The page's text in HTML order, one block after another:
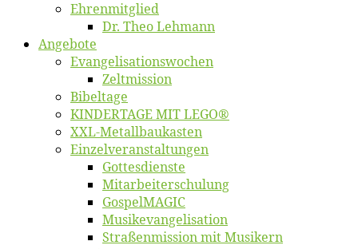
Eh­ren­mit­glied
Dr. Theo Lehmann
An­ge­bo­te
Evangelisa­tions­wo­chen
Zelt­mis­si­on
Bi­bel­ta­ge
KINDERTAGE MIT LEGO®
XXL-Me­­tal­l­­bau­­kas­­ten
Einzelver­an­stal­tungen
Got­tes­diens­te
Mitarbeiter­schulung
Gos­pel­MA­GIC
Musikevan­ge­li­sa­tion
Straßenmis­sion mit Musikern